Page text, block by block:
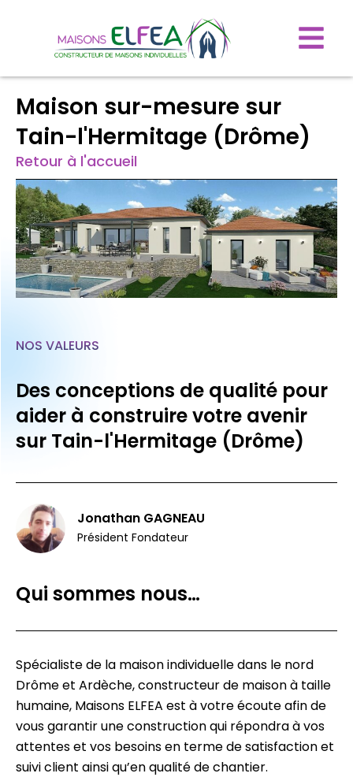
Maison sur-mesure sur
Tain-l'Hermitage (Drôme)
Retour à l'accueil
Qui sommes nous…
Spécialiste de la maison individuelle dans le nord
Drôme et Ardèche, constructeur de maison à taille
humaine, Maisons ELFEA est à votre écoute afin de
vous garantir une construction qui répondra à vos
attentes et vos besoins en terme de satisfaction et
suivi client ainsi qu’en qualité de chantier.
NOS VALEURS
Des conceptions de qualité pour
aider à construire votre avenir
sur Tain-l'Hermitage (Drôme)
Jonathan GAGNEAU
Président Fondateur